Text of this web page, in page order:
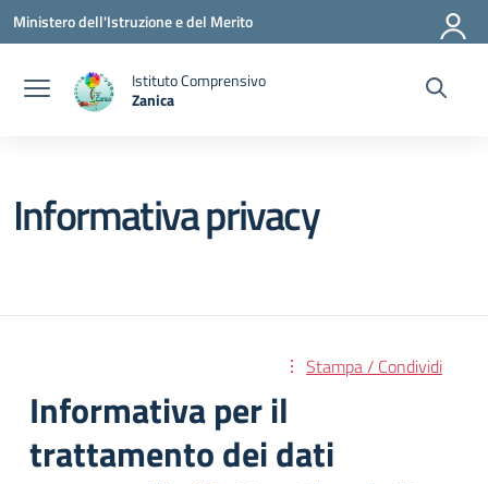
Vai ai contenuti
Vai al menu di navigazione
Vai al footer
Ministero dell'Istruzione e del Merito
Istituto Comprensivo
Zanica
Informativa privacy
Stampa / Condividi
Informativa per il
trattamento dei dati